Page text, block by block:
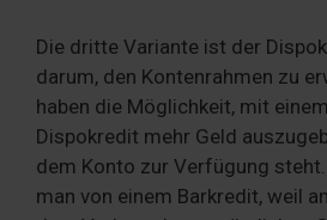
Die dritte Variante ist der
darum, den Kontenrahmen zu
haben die Möglichkeit, mit
Dispokredit mehr Geld
dem Konto zur Verfügung
man von einem Barkredit, weil